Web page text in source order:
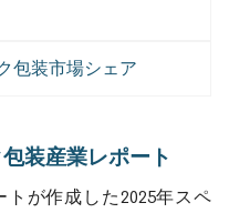
包装市場シェア
装産業レポート
が作成した2025年スペ